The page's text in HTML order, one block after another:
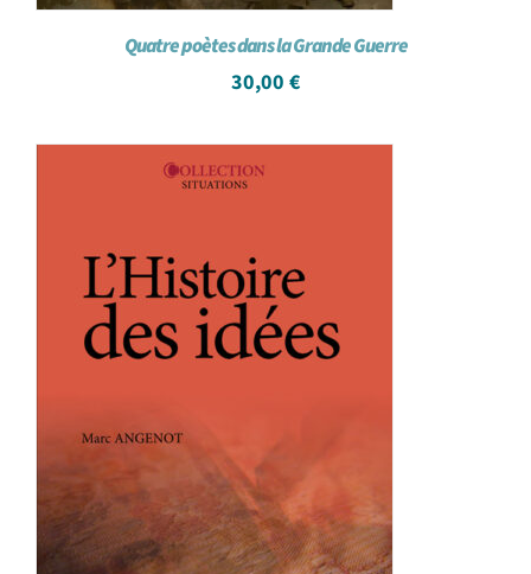
Quatre poètes dans la Grande Guerre
30,00 €